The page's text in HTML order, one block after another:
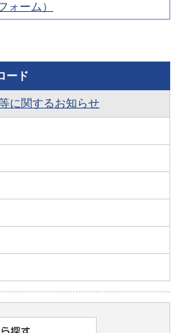
ォーム）
ード
に関するお知らせ